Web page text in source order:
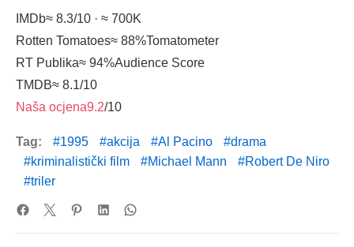
IMDb≈ 8.3/10 · ≈ 700K
Rotten Tomatoes≈ 88%Tomatometer
RT Publika≈ 94%Audience Score
TMDB≈ 8.1/10
Naša ocjena9.2/10
Tag: 1995 akcija Al Pacino
drama
kriminalistički film
Michael Mann
Robert De Niro
triler